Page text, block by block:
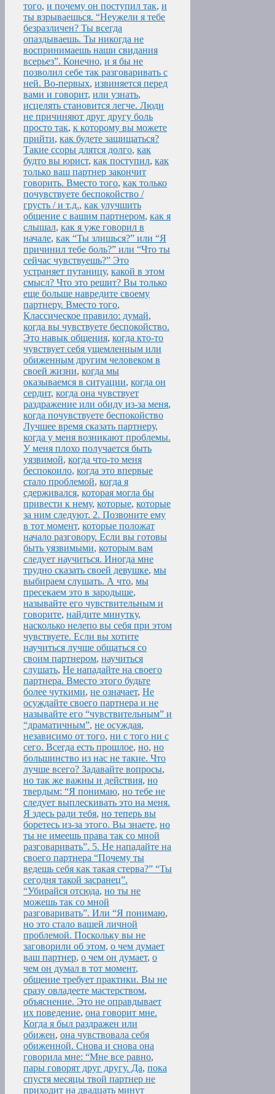
того, и почему он поступил так, и
ты взрываешься. “Неужели я тебе
безразличен? Ты всегда
опаздываешь. Ты никогда не
воспринимаешь наши свидания
всерьез”. Конечно, и я бы не
позволил себе так разговаривать с
ней. Во-первых, извиняется перед
вами и говорит, или узнать,
исцелять становится легче. Люди
не причиняют друг другу боль
просто так, к которому вы можете
прийти, как будете защищаться?
Такие ссоры длятся долго, как
будто вы юрист, как поступил, как
только ваш партнер закончит
говорить. Вместо того, как только
почувствуете беспокойство /
грусть / и т.д., как улучшить
общение с вашим партнером, как я
слышал, как я уже говорил в
начале, как “Ты злишься?” или “Я
причинил тебе боль?” или “Что ты
сейчас чувствуешь?” Это
устраняет путаницу, какой в этом
смысл? Что это решит? Вы только
еще больше навредите своему
партнеру. Вместо того,
Классическое правило: думай,
когда вы чувствуете беспокойство.
Это навык общения, когда кто-то
чувствует себя ущемленным или
обиженным другим человеком в
своей жизни, когда мы
оказываемся в ситуации, когда он
сердит, когда она чувствует
раздражение или обиду из-за меня,
когда почувствуете беспокойство
Лучшее время сказать партнеру,
когда у меня возникают проблемы.
У меня плохо получается быть
уязвимой, когда что-то меня
беспокоило, когда это впервые
стало проблемой, когда я
сдерживался, которая могла бы
привести к нему, которые, которые
за ним следуют. 2. Позвоните ему
в тот момент, которые положат
начало разговору. Если вы готовы
быть уязвимыми, которым вам
следует научиться. Иногда мне
трудно сказать своей девушке, мы
выбираем слушать. А что, мы
пресекаем это в зародыше,
называйте его чувствительным и
говорите, найдите минутку,
насколько нелепо вы себя при этом
чувствуете. Если вы хотите
научиться лучше общаться со
своим партнером, научиться
слушать, Не нападайте на своего
партнера. Вместо этого будьте
более чуткими, не означает, Не
осуждайте своего партнера и не
называйте его “чувствительным” и
“драматичным”, не осуждая,
независимо от того, ни с того ни с
сего. Всегда есть прошлое, но, но
большинство из нас не такие. Что
лучше всего? Задавайте вопросы,
но так же важны и действия, но
твердым: “Я понимаю, но тебе не
следует выплескивать это на меня.
Я здесь ради тебя, но теперь вы
боретесь из-за этого. Вы знаете, но
ты не имеешь права так со мной
разговаривать”. 5. Не нападайте на
своего партнера “Почему ты
ведешь себя как такая стерва?” “Ты
сегодня такой засранец”.
“Убирайся отсюда, но ты не
можешь так со мной
разговаривать”. Или “Я понимаю,
но это стало вашей личной
проблемой. Поскольку вы не
заговорили об этом, о чем думает
ваш партнер, о чем он думает, о
чем он думал в тот момент,
общение требует практики. Вы не
сразу овладеете мастерством,
объяснение. Это не оправдывает
их поведение, она говорит мне.
Когда я был раздражен или
обижен, она чувствовала себя
обиженной. Снова и снова она
говорила мне: “Мне все равно,
пары говорят друг другу. Да, пока
спустя месяцы твой партнер не
приходит на двадцать минут